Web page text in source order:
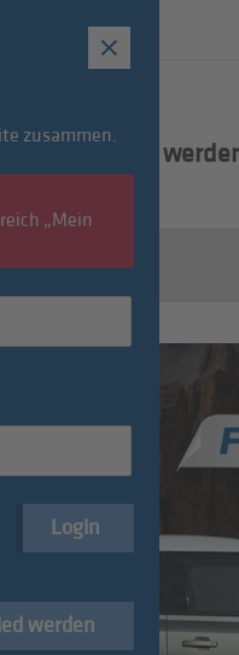
zusammen.
„Mein
Login
werden
Mitglied